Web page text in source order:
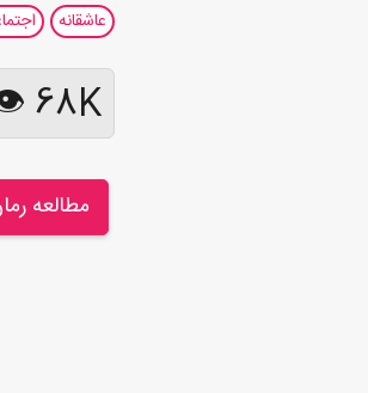
عاشقانه
68K 👁
مطالعه